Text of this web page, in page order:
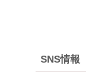
SNS情報